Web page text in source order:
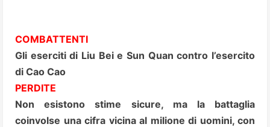
COMBATTENTI
Gli eserciti di Liu Bei e Sun Quan contro l’esercito
di Cao Cao
PERDITE
Non esistono stime sicure, ma la battaglia
coinvolse una cifra vicina al milione di uomini, con